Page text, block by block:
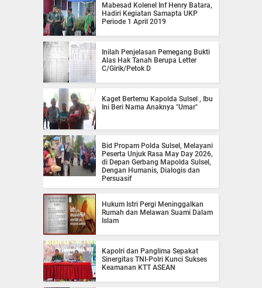
Mabesad Kolenel Inf Henry Batara,
Hadiri Kegiatan Samapta UKP
Periode 1 April 2019
Inilah Penjelasan Pemegang Bukti
Alas Hak Tanah Berupa Letter
C/Girik/Petok D
Kaget Bertemu Kapolda Sulsel , Ibu
Ini Beri Nama Anaknya "Umar"
Bid Propam Polda Sulsel, Melayani
Peserta Unjuk Rasa May Day 2026,
di Depan Gerbang Mapolda Sulsel,
Dengan Humanis, Dialogis dan
Persuasif
Hukum Istri Pergi Meninggalkan
Rumah dan Melawan Suami Dalam
Islam
Kapolri dan Panglima Sepakat
Sinergitas TNI-Polri Kunci Sukses
Keamanan KTT ASEAN